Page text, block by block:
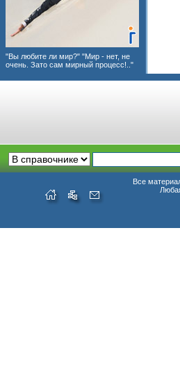
"Вы любите ли мир?" "Мир - нет, не
очень. Зато сам мирный процесс!.."
Все